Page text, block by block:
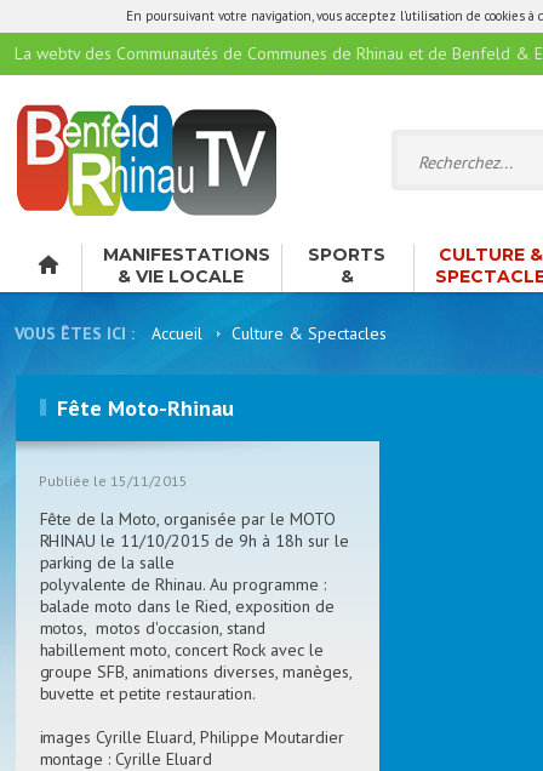
En poursuivant votre navigation, vous acceptez l'utilisation de cookies
La webtv des Communautés de Communes de Rhinau et de Benfeld &
MANIFESTATIONS
& VIE LOCALE
SPORTS
&
LOISIRS
CULTURE &
VOUS ÊTES ICI : Accueil Culture & Spectacles
Fête Moto-Rhinau
Publiée le 15/11/2015
Fête de la Moto, organisée par le MOTO
RHINAU le 11/10/2015 de 9h à 18h sur le
parking de la salle
polyvalente de Rhinau. Auprogramme :
balade moto dans le Ried, exposition de
motos, motos d'occasion, stand
habillement moto, concert Rock avec le
groupe SFB, animations diverses, manèges,
buvette et petite restauration.
images Cyrille Eluard, Philippe Moutardier
montage : Cyrille Eluard